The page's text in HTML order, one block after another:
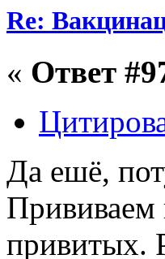
Re:
« Ответ
Да ешё,
Прививаем
привитых.